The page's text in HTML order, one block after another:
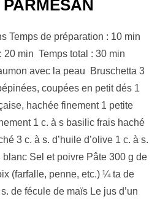
Temps de préparation : 10 min
20 min Temps total : 30 min
avec la peau Bruschetta 3
coupées en petit dés 1
hachée finement 1 petite
1 c. à s basilic frais haché
3 c. à s. d’huile d’olive 1 c. à s.
Sel et poivre Pâte 300 g de
(farfalle, penne, etc.) ¼ ta de
de fécule de maïs Le jus d’un